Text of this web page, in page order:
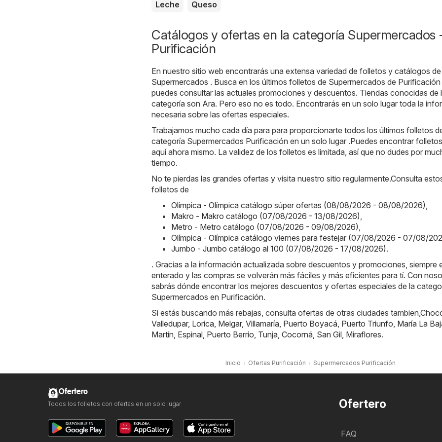
Leche Queso
Catálogos y ofertas en la categoría Supermercados
Purificación
En nuestro sitio web encontrarás una extensa variedad de folletos y catálogos de
Supermercados . Busca en los últimos folletos de Supermercados de
puedes consultar las actuales promociones y descuentos. Tiendas conocidas de
categoría son Ara. Pero eso no es todo. Encontrarás en un solo lugar toda la
necesaria sobre las ofertas especiales.
Trabajamos mucho cada día para para proporcionarte todos los últimos folletos
categoría Supermercados Purificación en un solo lugar .Puedes encontrar
aquí ahora mismo. La validez de los folletos es limitada, así que no dudes por
tiempo.
No te pierdas las grandes ofertas y visita nuestro sitio regularmente.Consulta
folletos de
Olímpica - Olímpica catálogo súper ofertas (08/08/2026 - 08/08/2026)
Makro - Makro catálogo (07/08/2026 - 13/08/2026)
Metro - Metro catálogo (07/08/2026 - 09/08/2026)
Olímpica - Olímpica catálogo viernes para festejar (07/08/2026 - 07/08/
Jumbo - Jumbo catálogo al 100 (07/08/2026 - 17/08/2026).
. Gracias a la información actualizada sobre descuentos y promociones, siempre
enterado y las compras se volverán más fáciles y más eficientes para tí. Con
sabrás dónde encontrar los mejores descuentos y ofertas especiales de la
Supermercados en Purificación.
Si estás buscando más rebajas, consulta ofertas de otras ciudades tambien,
Valledupar, Lorica Melgar, Villamaría Puerto Boyacá Puerto Triunfo María La
Martín Espinal Puerto Berrío Tunja Cocorná San Gil Miraflores.
Inicio Ofertas Purificación Supermercados Purificación
Ofertero
FAQ
Ofertero
Todos los folletos con ofertas en un solo lugar